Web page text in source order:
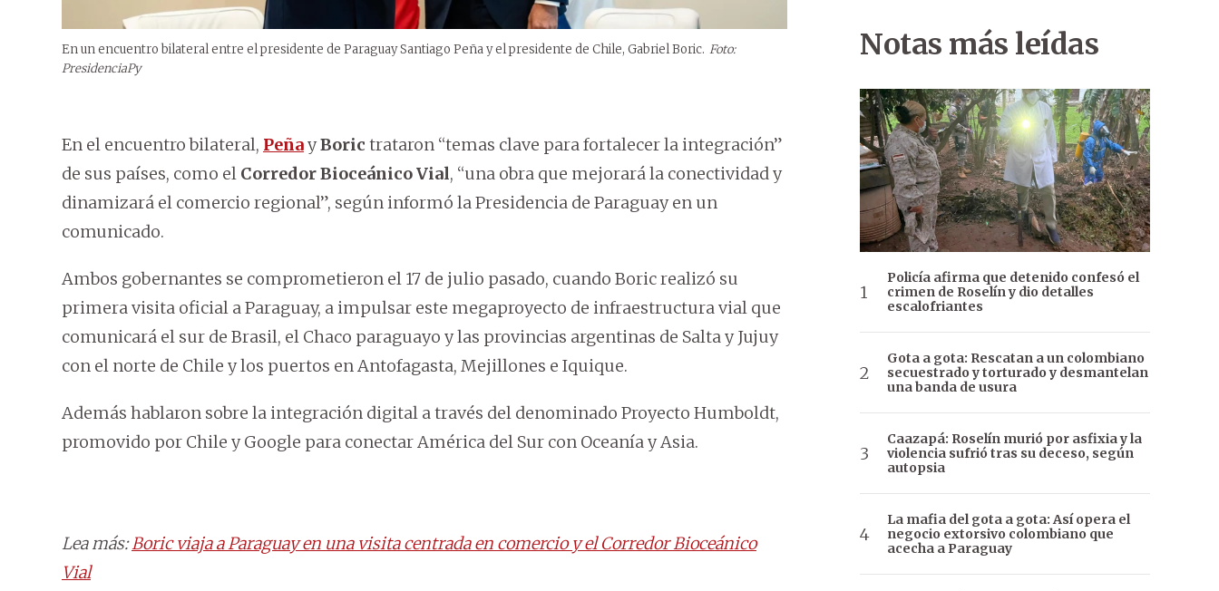
En un encuentro bilateral entre el presidente de Paraguay Santiago Peña y el presidente de Chile, Gabriel Boric. Foto:
PresidenciaPy
En el encuentro bilateral, PeñayBoric trataron “temas clave para fortalecer la integración”
de sus países, como el Corredor Bioceánico Vial, “una obra que mejorará la conectividad y
dinamizará el comercio regional”, según informó la Presidencia de Paraguay en un
comunicado.
Ambos gobernantes se comprometieron el 17 de julio pasado, cuando Boric realizó su
primera visita oficial a Paraguay, a impulsar este megaproyecto de infraestructura vial que
comunicará el sur de Brasil, el Chaco paraguayo y las provincias argentinas de Salta y Jujuy
con el norte de Chile y los puertos en Antofagasta, Mejillones e Iquique.
Además hablaron sobre la integración digital a través del denominado Proyecto Humboldt,
promovido por Chile y Google para conectar América del Sur con Oceanía y Asia.
Lea más:Boric viaja a Paraguay en una visita centrada en comercio y el Corredor Bioceánico
Vial
Notas más leídas
Policía afirma que detenido confesó el
crimen de Roselín y dio detalles
escalofriantes
Gota a gota: Rescatan a un colombiano
secuestrado y torturado y desmantelan
una banda de usura
Caazapá: Roselín murió por asfixia y la
violencia sufrió tras su deceso, según
autopsia
La mafia del gota a gota: Así opera el
negocio extorsivo colombiano que
acecha a Paraguay